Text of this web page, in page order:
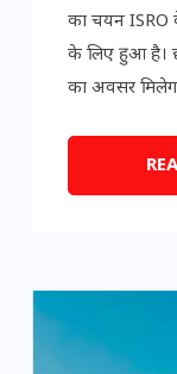
का चयन ISRO
के लिए हुआ है।
का अवसर